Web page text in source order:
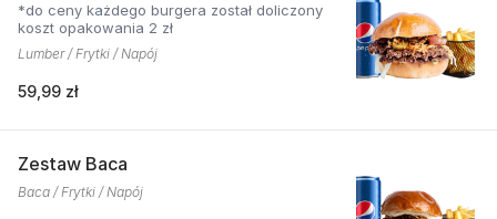
*do ceny każdego burgera został doliczony
koszt opakowania 2 zł
Lumber / Frytki / Napój
59,99 zł
Zestaw Baca
Baca / Frytki / Napój